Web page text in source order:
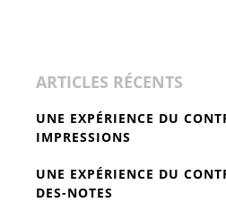
ARTICLES RÉCENTS
UNE EXPÉRIENCE DU
IMPRESSIONS
UNE EXPÉRIENCE DU
DES-NOTES